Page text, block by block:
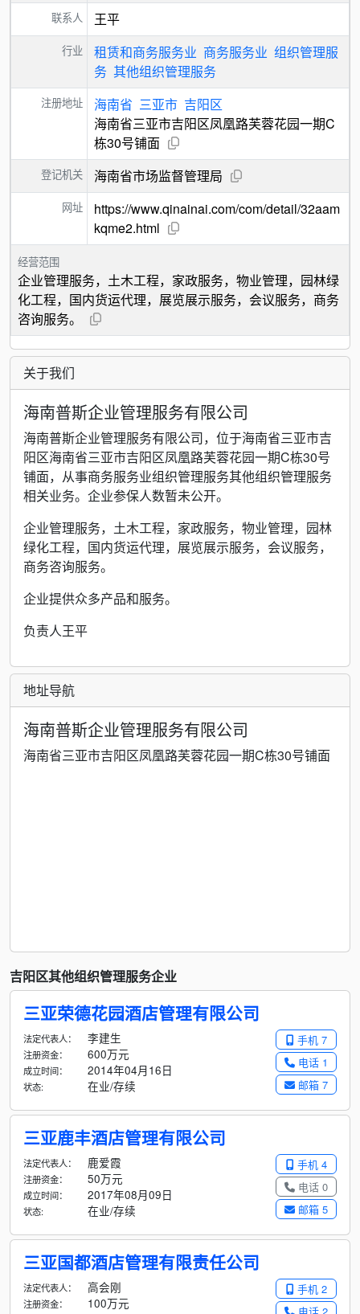
联系人 王平
行业 租赁和商务服务业 商务服务业 组织管理服
务 其他组织管理服务
注册地址 海南省 三亚市 吉阳区
海南省三亚市吉阳区凤凰路芙蓉花园一期C
栋30号铺面
登记机关 海南省市场监督管理局
网址
https://www.qinainai.com/com/detail/32aam
kqme2.html
经营范围
企业管理服务，土木工程，家政服务，物业管理，园林绿
化工程，国内货运代理，展览展示服务，会议服务，商务
咨询服务。
关于我们
海南普斯企业管理服务有限公司
海南普斯企业管理服务有限公司，位于海南省三亚市吉
阳区海南省三亚市吉阳区凤凰路芙蓉花园一期C栋30号
铺面，从事商务服务业组织管理服务其他组织管理服务
相关业务。企业参保人数暂未公开。
企业管理服务，土木工程，家政服务，物业管理，园林
绿化工程，国内货运代理，展览展示服务，会议服务，
商务咨询服务。
企业提供众多产品和服务。
负责人王平
地址导航
海南普斯企业管理服务有限公司
海南省三亚市吉阳区凤凰路芙蓉花园一期C栋30号铺面
吉阳区其他组织管理服务企业
三亚荣德花园酒店管理有限公司
手机 7
电话 1
邮箱 7
法定代表人： 李建生
注册资金： 600万元
成立时间： 2014年04月16日
状态: 在业/存续
三亚鹿丰酒店管理有限公司
手机 4
电话 0
邮箱 5
法定代表人： 鹿爱霞
注册资金： 50万元
成立时间： 2017年08月09日
状态: 在业/存续
三亚国都酒店管理有限责任公司
手机 2
法定代表人： 高会刚
注册资金： 100万元